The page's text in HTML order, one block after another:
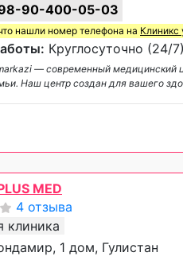
90-400-05-03
нашли номер телефона на Клиникс
Круглосуточно (24/7)
— современный медицинский
Наш центр создан для вашего
MED
4 отзыва
клиника
1 дом, Гулистан